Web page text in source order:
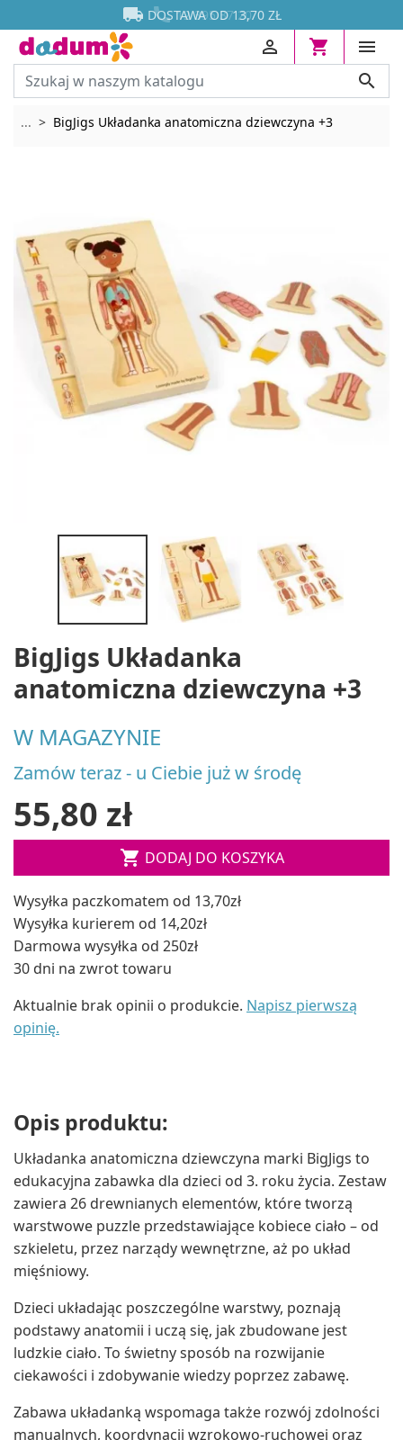

 DOSTAWA OD 13,70 ZŁ






... Rozwiń breadcrumbs
BigJigs Układanka anatomiczna dziewczyna +3
BigJigs Układanka
anatomiczna dziewczyna +3
W MAGAZYNIE
Zamów teraz - u Ciebie już w środę
55,80 zł
 DODAJ DO KOSZYKA
Wysyłka paczkomatem od 13,70zł
Wysyłka kurierem od 14,20zł
Darmowa wysyłka od 250zł
30 dni na zwrot towaru
Aktualnie brak opinii o produkcie. Napisz pierwszą
opinię.
Opis produktu:
Układanka anatomiczna dziewczyna marki BigJigs to
edukacyjna zabawka dla dzieci od 3. roku życia. Zestaw
zawiera 26 drewnianych elementów, które tworzą
warstwowe puzzle przedstawiające kobiece ciało – od
szkieletu, przez narządy wewnętrzne, aż po układ
mięśniowy.
Dzieci układając poszczególne warstwy, poznają
podstawy anatomii i uczą się, jak zbudowane jest
ludzkie ciało. To świetny sposób na rozwijanie
ciekawości i zdobywanie wiedzy poprzez zabawę.
Zabawa układanką wspomaga także rozwój zdolności
manualnych, koordynacji wzrokowo-ruchowej oraz